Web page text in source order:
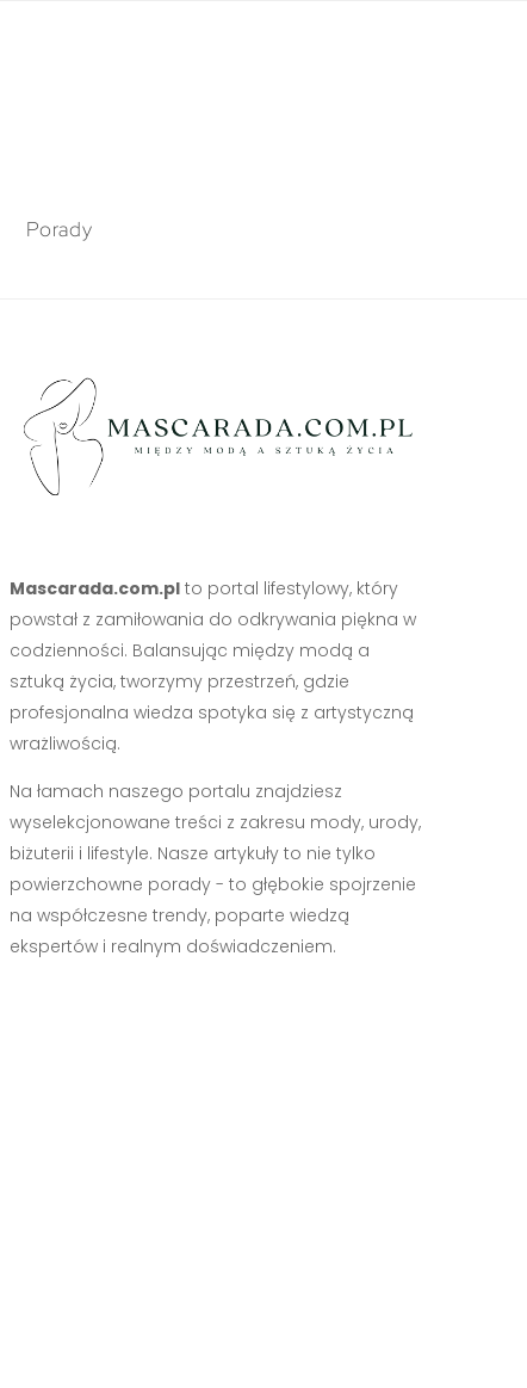
Porady
Mascarada.com.plto portal lifestylowy, który
powstał z zamiłowania do odkrywania piękna w
codzienności. Balansując między modą a
sztuką życia, tworzymy przestrzeń, gdzie
profesjonalna wiedza spotyka się z artystyczną
wrażliwością.
Na łamach naszego portalu znajdziesz
wyselekcjonowane treści z zakresu mody, urody,
biżuterii i lifestyle. Nasze artykuły to nie tylko
powierzchowne porady - to głębokie spojrzenie
na współczesne trendy, poparte wiedzą
ekspertów i realnym doświadczeniem.